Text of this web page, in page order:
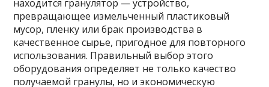
находится гранулятор — устройство,
превращающее измельченный пластиковый
мусор, пленку или брак производства в
качественное сырье, пригодное для повторного
использования. Правильный выбор этого
оборудования определяет не только качество
получаемой гранулы, но и экономическую